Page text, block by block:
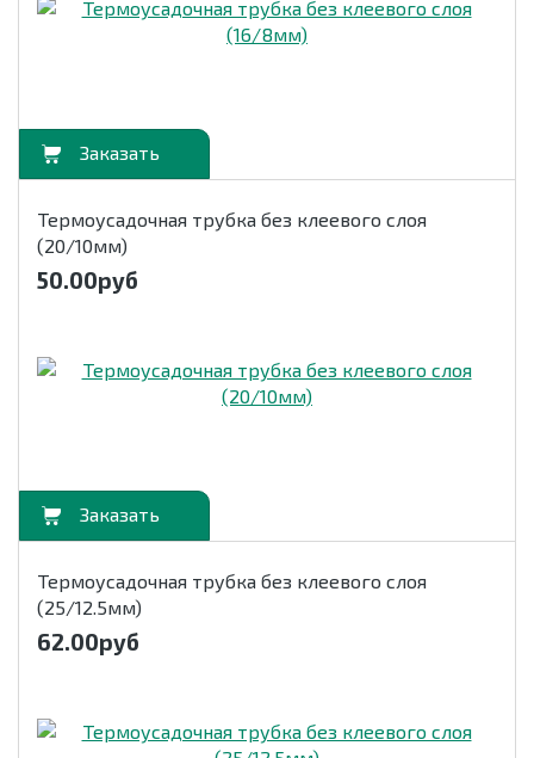
Термоусадочная трубка без клеевого слоя
(20/10мм)
50.00руб
Термоусадочная трубка без клеевого слоя
(25/12.5мм)
62.00руб